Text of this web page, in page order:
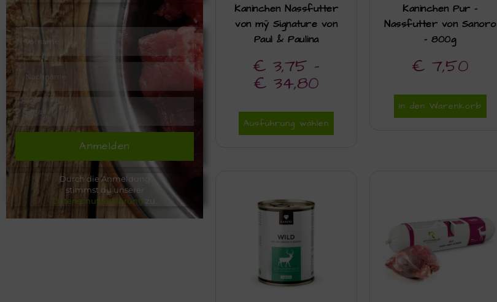
Anmelden
Durch die Anmeldung
stimmst du unserer
Datenschutzerklärung zu.
Kaninchen Nassfutter
von mÿ Signature von
Paul & Paulina
€ 3,75 –
€ 34,80
Ausführung wählen
Kaninchen Pur –
Nassfutter von Sanoro
– 800g
€ 7,50
In den Warenkorb